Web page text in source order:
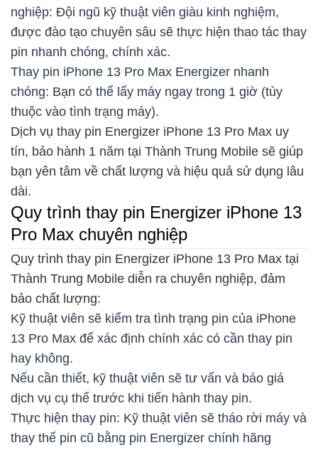
nghiệp: Đội ngũ kỹ thuật viên giàu kinh nghiệm,
được đào tạo chuyên sâu sẽ thực hiện thao tác thay
pin nhanh chóng, chính xác.
Thay pin iPhone 13 Pro Max Energizer nhanh
chóng: Bạn có thể lấy máy ngay trong 1 giờ (tùy
thuộc vào tình trạng máy).
Dịch vụ thay pin Energizer iPhone 13 Pro Max uy
tín, bảo hành 1 năm tại Thành Trung Mobile sẽ giúp
bạn yên tâm về chất lượng và hiệu quả sử dụng lâu
dài.
Quy trình thay pin Energizer iPhone 13
Pro Max chuyên nghiệp
Quy trình thay pin Energizer iPhone 13 Pro Max tại
Thành Trung Mobile diễn ra chuyên nghiệp, đảm
bảo chất lượng:
Kỹ thuật viên sẽ kiểm tra tình trạng pin của iPhone
13 Pro Max để xác định chính xác có cần thay pin
hay không.
Nếu cần thiết, kỹ thuật viên sẽ tư vấn và báo giá
dịch vụ cụ thể trước khi tiến hành thay pin.
Thực hiện thay pin: Kỹ thuật viên sẽ tháo rời máy và
thay thế pin cũ bằng pin Energizer chính hãng